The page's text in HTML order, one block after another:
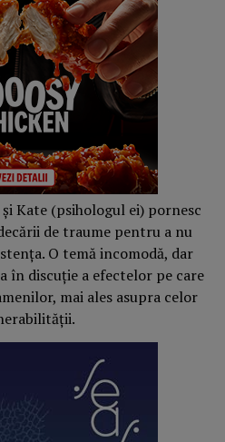
Kate (psihologul ei) pornesc
de traume pentru a nu
O temă incomodă, dar
în discuție a efectelor pe care
mai ales asupra celor